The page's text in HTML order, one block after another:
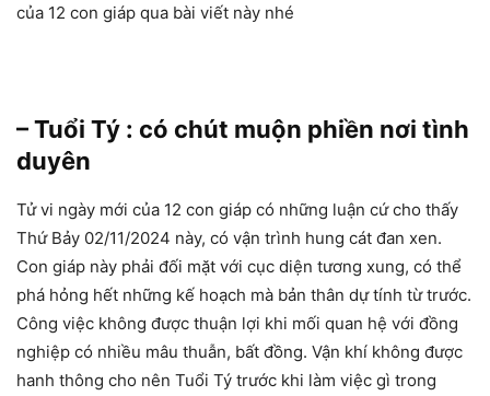
của 12 con giáp qua bài viết này nhé
– Tuổi Tý : có chút muộn phiền nơi tình
duyên
Tử vi ngày mới của 12 con giáp có những luận cứ cho thấy
Thứ Bảy 02/11/2024 này, có vận trình hung cát đan xen.
Con giáp này phải đối mặt với cục diện tương xung, có thể
phá hỏng hết những kế hoạch mà bản thân dự tính từ trước.
Công việc không được thuận lợi khi mối quan hệ với đồng
nghiệp có nhiều mâu thuẫn, bất đồng. Vận khí không được
hanh thông cho nên Tuổi Tý trước khi làm việc gì trong